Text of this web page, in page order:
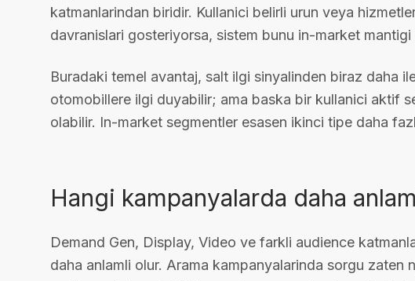
katmanlarindan biridir. Kullanici belirli urun veya
davranislari gosteriyorsa, sistem bunu in-market
Buradaki temel avantaj, salt ilgi sinyalinden biraz daha
otomobillere ilgi duyabilir; ama baska bir kullanici aktif
olabilir. In-market segmentler esasen ikinci tipe daha
Hangi kampanyalarda daha
Demand Gen, Display, Video ve farkli audience
daha anlamli olur. Arama kampanyalarinda sorgu zaten